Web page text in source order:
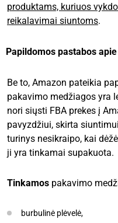
produktams, kuriuos
reikalavimai siuntoms.
Papildomos pastabos
Be to, Amazon pateikia
pakavimo medžiagos yra
nori siųsti FBA prekes į
pavyzdžiui, skirta
turinys nesikraipo, kai
ji yra tinkamai supakuota.
Tinkamos pakavimo
burbulinė plėvelė,